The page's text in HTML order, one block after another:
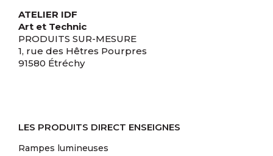
ATELIER IDF
Art et Technic
PRODUITS SUR-MESURE
1, rue des Hêtres Pourpres
91580 Étréchy
LES PRODUITS DIRECT ENSEIGNES
Rampes lumineuses